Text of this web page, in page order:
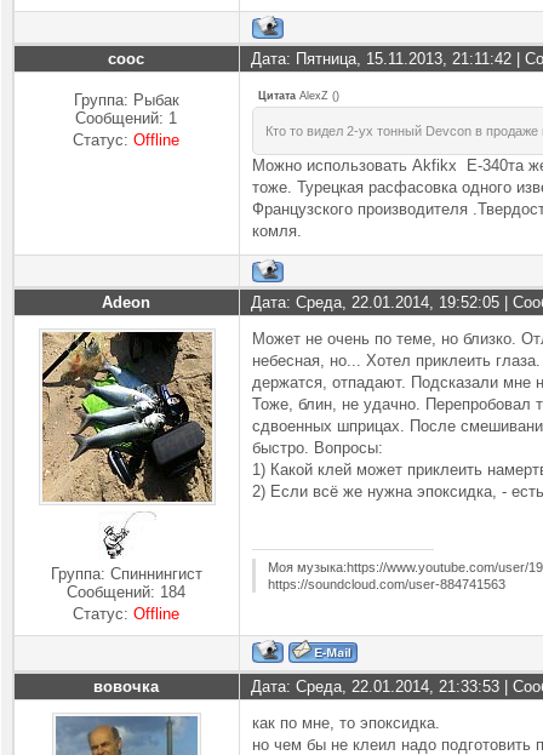
cooc Дата: Пятница, 15.11.2013, 21:11:42 |
Группа: Рыбак
Сообщений: 1
Статус:Offline
Цитата AlexZ ()
Кто то видел 2-ух тонный Devcon в
Можно использовать Аkfikx Е-340та
тоже. Турецкая расфасовка одного
Французского производителя
комля.
Adeon Дата: Среда, 22.01.2014, 19:52:05 |
Группа: Спиннингист
Сообщений: 184
Статус:Offline
Может не очень по теме, но близко.
небесная, но... Хотел приклеить
держатся, отпадают. Подсказали мне
Тоже, блин, не удачно. Перепробовал
сдвоенных шприцах. После
быстро. Вопросы:
1) Какой клей может приклеить
2) Если всё же нужна эпоксидка, -
Моя музыка:https://www.youtube.com/user/
https://soundcloud.com/user-884741563
вовочка Дата: Среда, 22.01.2014, 21:33:53 |
как по мне, то эпоксидка.
но чем бы не клеил надо подготовить